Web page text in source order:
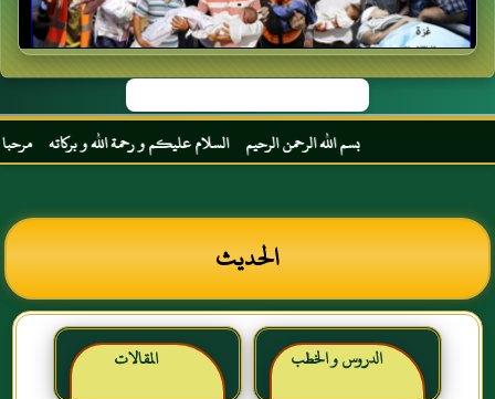
بسم الله الرحمن الرحيم السلام عليكم و رحمة الله و بركاته مرحبا بك
الحديث
الدروس و الخطب المقالات